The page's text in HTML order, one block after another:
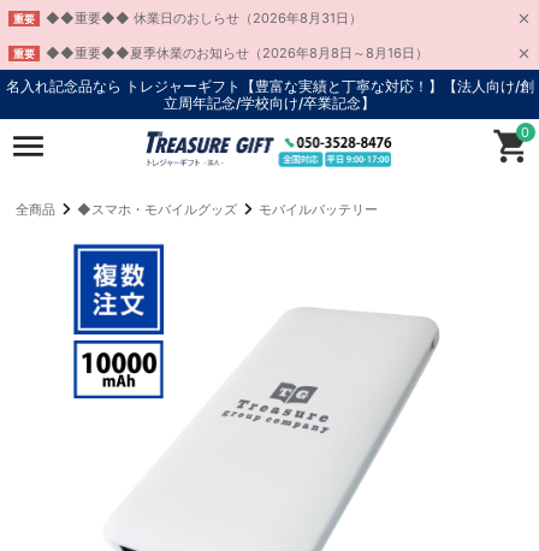
重要 ◆◆重要◆◆ 休業日のおしらせ（2026年8月31日）
重要
◆◆重要◆◆夏季休業のお知らせ（2026年8月8日～8月16日）
名入れ記念品なら トレジャーギフト【豊富な実績と丁寧な対応！】
【法人向け/創
立周年記念/学校向け/卒業記念】
0
全商品 ◆スマホ・モバイルグッズ モバイルバッテリー